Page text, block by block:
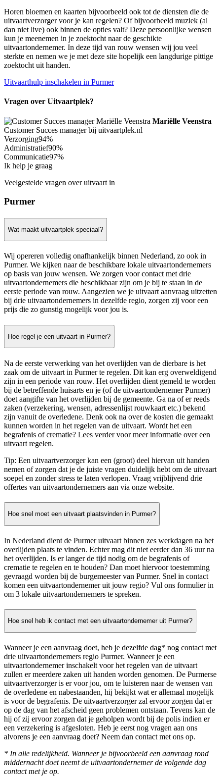
Horen bloemen en kaarten bijvoorbeeld ook tot de diensten die de
uitvaartverzorger voor je kan regelen? Of bijvoorbeeld muziek (al
dan niet live) ook binnen de opties valt? Deze persoonlijke wensen
kun je meenemen in je zoektocht naar de geschikte
uitvaartondernemer. In deze tijd van rouw wensen wij jou veel
sterkte en nemen we je met deze site hopelijk een langdurige pittige
zoektocht uit handen.
Uitvaarthulp inschakelen in Purmer
Vragen over Uitvaartplek?
Mariëlle Veenstra
Customer Succes manager bij uitvaartplek.nl
Verzorging94%
Administratief90%
Communicatie97%
Ik help je graag
Veelgestelde vragen over uitvaart in
Purmer
Wat maakt uitvaartplek speciaal?
Wij opereren volledig onafhankelijk binnen Nederland, zo ook in
Purmer. We kijken naar de beschikbare lokale uitvaartondernemers
op basis van jouw wensen. We zorgen voor contact met drie
uitvaartondernemers die beschikbaar zijn om je bij te staan in de
eerste periode van rouw. Aangezien we je uitvaart aanvraag uitzetten
bij drie uitvaartondernemers in dezelfde regio, zorgen zij voor een
prijs die zo gunstig mogelijk voor jou is.
Hoe regel je een uitvaart in Purmer?
Na de eerste verwerking van het overlijden van de dierbare is het
zaak om de uitvaart in Purmer te regelen. Dit kan erg overweldigend
zijn in een periode van rouw. Het overlijden dient gemeld te worden
bij de betreffende huisarts en je (of de uitvaartondernemer Purmer)
doet aangifte van het overlijden bij de gemeente. Ga na of er reeds
zaken (verzekering, wensen, adressenlijst rouwkaart etc.) bekend
zijn vanuit de overledene. Denk ook na over de kosten die gemaakt
kunnen worden in het regelen van de uitvaart. Wordt het een
begrafenis of crematie? Lees verder voor meer informatie over een
uitvaart regelen.
Tip: Een uitvaartverzorger kan een (groot) deel hiervan uit handen
nemen of zorgen dat je de juiste vragen duidelijk hebt om de uitvaart
soepel en zonder stress te laten verlopen. Vraag vrijblijvend drie
offertes van uitvaartondernemers aan via onze website.
Hoe snel moet een uitvaart plaatsvinden in Purmer?
In Nederland dient de Purmer uitvaart binnen zes werkdagen na het
overlijden plaats te vinden. Echter mag dit niet eerder dan 36 uur na
het overlijden. Is er langer de tijd nodig om de begrafenis of
crematie te regelen en te houden? Dan moet hiervoor toestemming
gevraagd worden bij de burgemeester van Purmer. Snel in contact
komen een uitvaartondernemer uit jouw regio? Vul ons formulier in
om 3 lokale uitvaartondernemers te spreken.
Hoe snel heb ik contact met een uitvaartondernemer uit Purmer?
Wanneer je een aanvraag doet, heb je dezelfde dag* nog contact met
drie uitvaartondernemers regio Purmer. Wanneer je een
uitvaartondernemer inschakelt voor het regelen van de uitvaart
zullen er meerdere zaken uit handen worden genomen. De Purmerse
uitvaartverzorger is er voor jou, om te luisteren naar de wensen van
de overledene en nabestaanden, hij bekijkt wat er allemaal mogelijk
is voor de begrafenis. De uitvaartverzorger zal ervoor zorgen dat er
op de dag van het afscheid geen problemen ontstaan. Tevens kan de
hij of zij ervoor zorgen dat je geholpen wordt bij de polis indien er
een verzekering is afgesloten. Heb je eerst nog vragen aan ons
alvorens je een aanvraag doet? Neem dan contact met ons op.
* In alle redelijkheid. Wanneer je bijvoorbeeld een aanvraag rond
middernacht doet neemt de uitvaartondernemer de volgende dag
contact met je op.